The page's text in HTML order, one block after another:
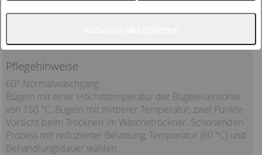
Pflegehinweise
60° Normalwaschgang
Bügeln mit einer Höchsttemperatur der Bügeleisensohle
von 150 °C, Bügeln mit mittlerer Temperatur, zwei Punkte
Vorsicht beim Trocknen im Wäschetrockner. Schonenden
Prozess mit reduzierter Belastung, Temperatur (60 °C) und
Behandlungsdauer wählen.